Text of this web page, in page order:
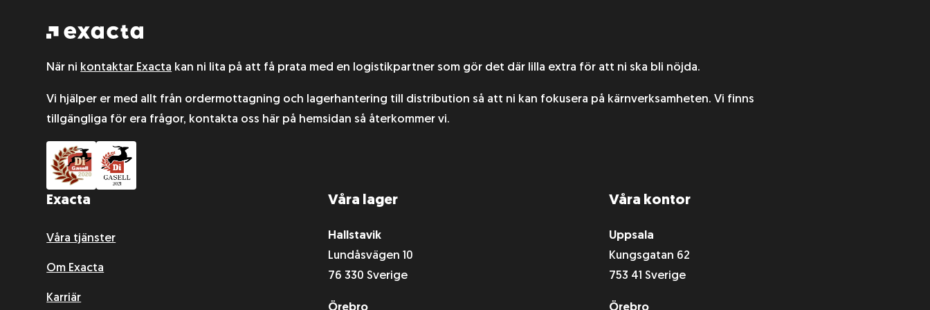
När ni kontaktar Exacta kan ni lita på att få prata med en logistikpartner som gör det där lilla extra för att ni ska bli nöjda.
Vi hjälper er med allt från ordermottagning och lagerhantering till distribution så att ni kan fokusera på kärnverksamheten. Vi finns
tillgängliga för era frågor, kontakta oss här på hemsidan så återkommer vi.
Exacta
Våra tjänster
Om Exacta
Karriär
Våra lager
Hallstavik
Lundåsvägen 10
76 330 Sverige
Örebro
Våra kontor
Uppsala
Kungsgatan 62
753 41 Sverige
Örebro